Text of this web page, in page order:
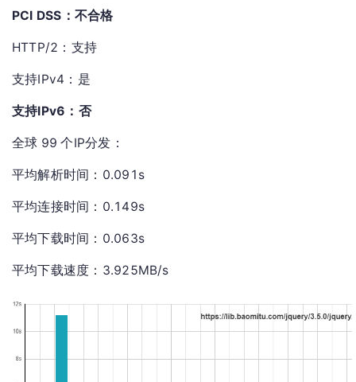
PCI DSS：不合格
HTTP/2：支持
支持IPv4：是
支持IPv6：否
全球 99 个IP分发：
平均解析时间：0.091s
平均连接时间：0.149s
平均下载时间：0.063s
平均下载速度：3.925MB/s